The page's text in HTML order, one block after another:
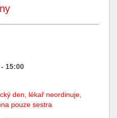
15:00
den, lékař neordinuje,
pouze sestra